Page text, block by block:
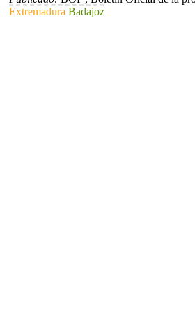
Extremadura Badajoz